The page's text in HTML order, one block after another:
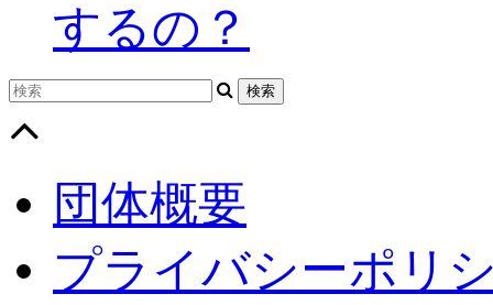
するの？
団体概要
プライバシーポリ